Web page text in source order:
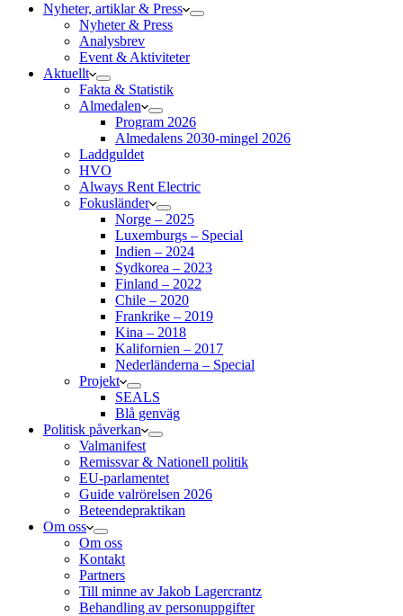
Nyheter, artiklar & Press
Nyheter & Press
Analysbrev
Event & Aktiviteter
Aktuellt
Fakta & Statistik
Almedalen
Program 2026
Almedalens 2030-mingel 2026
Laddguldet
HVO
Always Rent Electric
Fokusländer
Norge – 2025
Luxemburgs – Special
Indien – 2024
Sydkorea – 2023
Finland – 2022
Chile – 2020
Frankrike – 2019
Kina – 2018
Kalifornien – 2017
Nederländerna – Special
Projekt
SEALS
Blå genväg
Politisk påverkan
Valmanifest
Remissvar & Nationell politik
EU-parlamentet
Guide valrörelsen 2026
Beteendepraktikan
Om oss
Om oss
Kontakt
Partners
Till minne av Jakob Lagercrantz
Behandling av personuppgifter